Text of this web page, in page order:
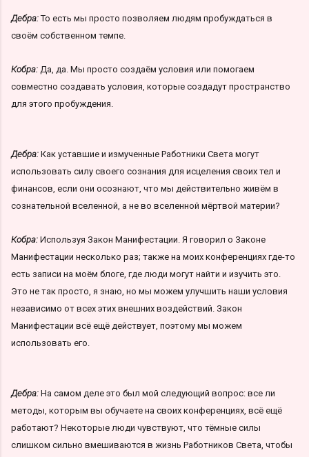
Дебра:То есть мы просто позволяем людям пробуждаться в
своём собственном темпе.
Кобра: Да, да. Мы просто создаём условия или помогаем
совместно создавать условия, которые создадут пространство
для этого пробуждения.
Дебра: Как уставшие и измученные Работники Света могут
использовать силу своего сознания для исцеления своих тел и
финансов, если они осознают, что мы действительно живём в
сознательной вселенной, а не во вселенной мёртвой материи?
Кобра: Используя Закон Манифестации. Я говорил о Законе
Манифестации несколько раз; также на моих конференциях где-то
есть записи на моём блоге, где люди могут найти и изучить это.
Это не так просто, я знаю, но мы можем улучшить наши условия
независимо от всех этих внешних воздействий. Закон
Манифестации всё ещё действует, поэтому мы можем
использовать его.
Дебра: На самом деле это был мой следующий вопрос: все ли
методы, которым вы обучаете на своих конференциях, всё ещё
работают? Некоторые люди чувствуют, что тёмные силы
слишком сильно вмешиваются в жизнь Работников Света, чтобы